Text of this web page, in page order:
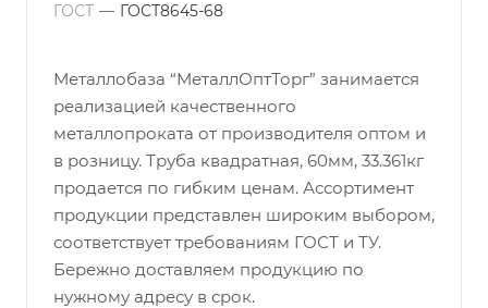
ГОСТ — ГОСТ8645-68
Металлобаза “МеталлОптТорг” занимается
реализацией качественного
металлопроката от производителя оптом и
в розницу. Труба квадратная, 60мм, 33.361кг
продается по гибким ценам. Ассортимент
продукции представлен широким выбором,
соответствует требованиям ГОСТ и ТУ.
Бережно доставляем продукцию по
нужному адресу в срок.